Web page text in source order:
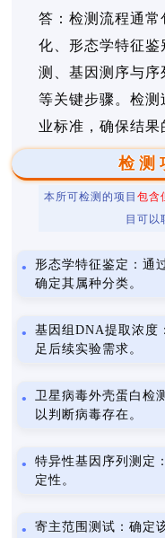
答：检测流程通
化、形态学特征
测、基因测序与
等关键步骤。检
业标准，确保结果
检测
本所可检测的项目 包含
目可以
形态学特征鉴定：通
确定其属种分类。
基因组DNA提取浓度
足后续实验需求。
卫星病毒外壳蛋白检
以判断病毒存在。
特异性基因序列测定
定性。
寄主范围测试：确定